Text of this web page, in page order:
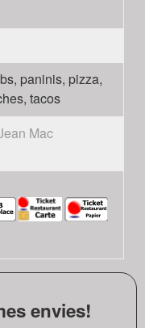
paninis, pizza,
tacos
Mac
envies!